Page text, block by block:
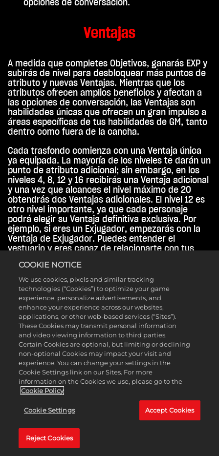
opciones de conversación.
Ventajas
A medida que completes Objetivos, ganarás EXP y
subirás de nivel para desbloquear más puntos de
atributo y nuevas Ventajas. Mientras que los
atributos ofrecen amplios beneficios y afectan a
las opciones de conversación, las Ventajas son
habilidades únicas que ofrecen un gran impulso a
áreas específicas de tus habilidades de GM, tanto
dentro como fuera de la cancha.
Cada trasfondo comienza con una Ventaja única
ya equipada. La mayoría de los niveles te darán un
punto de atributo adicional; sin embargo, en los
niveles 4, 8, 12 y 16 recibirás una Ventaja adicional
y una vez que alcances el nivel máximo de 20
obtendrás dos Ventajas adicionales. El nivel 12 es
otro nivel importante, ya que cada personaje
podrá elegir su Ventaja definitiva exclusiva. Por
ejemplo, si eres un Exjugador, empezarás con la
Ventaja de Exjugador. Puedes entender el
vestuario y eres capaz de relacionarte con tus
Química todo el tiempo y, en general, ayuda a
asegurar que tu equipo juegue lo mejor posible. En
el nivel 12, podrás seleccionar la Ventaja Arrojo,
que garantiza que tus jugadores empiecen
habiendo calentado y que tu jugador estrella
empiece tras calentar cuando se enfrenten a la
eliminación en los Playoffs, lo que les acercará a la
consecución del Dominio.
NBA 2K25 está repleto de Ventajas, con 55
disponibles en el momento del lanzamiento y más
que se irán desvelando a lo largo del año. Cuando
empieces a crear tu personaje, se te pedirá que
elijas una o dos Ventajas y que ganes más a
lista completa de Ventajas a continuación:
COOKIE NOTICE
We use cookies, pixels and similar tracking
technologies (“Cookies”) to optimize your game
experience, personalize advertisements, and
enhance your experience across our websites,
applications, or other web-based services (“Sites”).
These Cookies may transmit personal information
and video viewing information to third parties.
Certain Cookies are optional, but limiting or declining
non-optional Cookies may impact your visit and
experience. You can change your settings in the
Cookie Settings link on our Sites. For more
information on the Cookies we use, please go to the
Cookie Policy
Cookie Settings Accept Cookies
Reject Cookies